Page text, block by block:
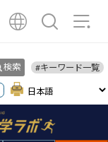
検索 #キーワード一覧